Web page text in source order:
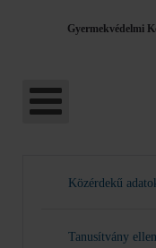
Gyermekvédelmi
Közérdekű
Tanusítvány